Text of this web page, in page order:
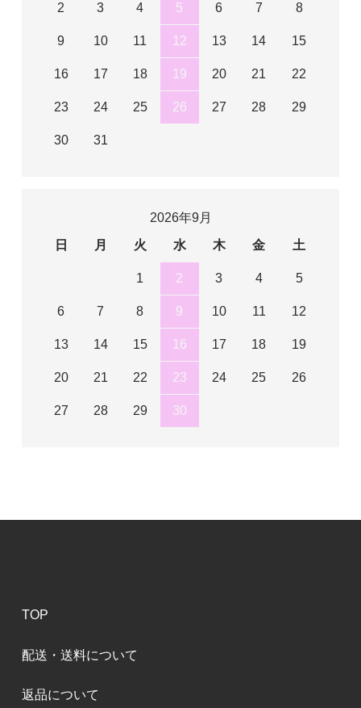
2 3 4 5 6 7 8
9 10 11 12 13 14 15
16 17 18 19 20 21 22
23 24 25 26 27 28 29
30 31
2026年9月
日
月 火 水 木 金 土
1 2 3 4 5
6 7 8 9 10 11 12
13 14 15 16 17 18 19
20 21 22 23 24 25 26
27 28 29 30
TOP
配送・送料について
返品について